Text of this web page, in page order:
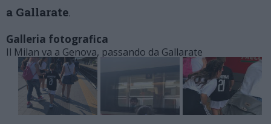
a Gallarate.
Galleria fotografica
Il Milan va a Genova, passando da Gallarate